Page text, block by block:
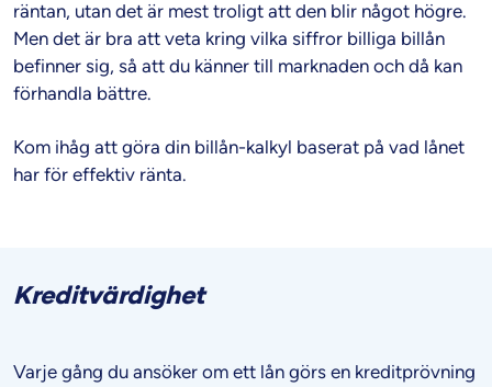
räntan, utan det är mest troligt att den blir något högre.
Men det är bra att veta kring vilka siffror billiga billån
befinner sig, så att du känner till marknaden och då kan
förhandla bättre.
Kom ihåg att göra din billån-kalkyl baserat på vad lånet
har för effektiv ränta.
Kreditvärdighet
Varje gång du ansöker om ett lån görs en kreditprövning